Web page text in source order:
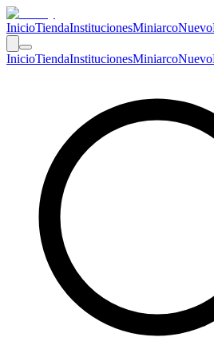
InicioTiendaInstitucionesMiniarcoNuevo
InicioTiendaInstitucionesMiniarcoNuevo